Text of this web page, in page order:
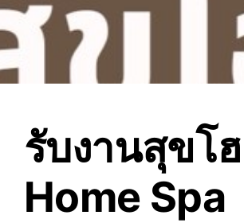
รับงานสุขโ
Home Spa